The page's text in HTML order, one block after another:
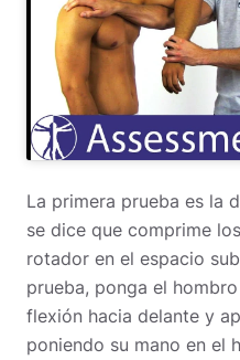
La primera prueba es la
se dice que comprime
rotador en el espacio
prueba, ponga el
flexión hacia delante y
poniendo su mano en el